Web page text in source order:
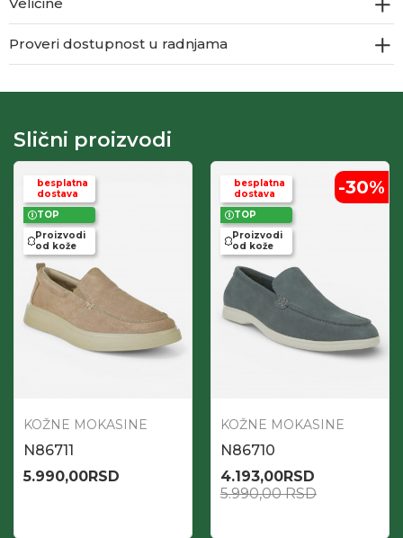
Proveri dostupnost u radnjama
Slični proizvodi
besplatna
dostava
TOP
Proizvodi
od kože
KOŽNE MOKASINE
N86711
5.990,00RSD
besplatna
dostava
TOP
Proizvodi
od kože
-30%
KOŽNE MOKASINE
N86710
4.193,00RSD
5.990,00RSD